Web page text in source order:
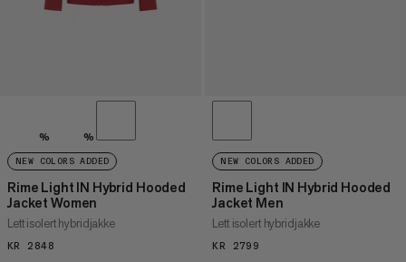
% %
NEW COLORS ADDED
Rime Light IN Hybrid Hooded
Jacket Women
Lett isolert hybridjakke
KR 2848
NEW COLORS ADDED
Rime Light IN Hybrid Hooded
Jacket Men
Lett isolert hybridjakke
KR 2799